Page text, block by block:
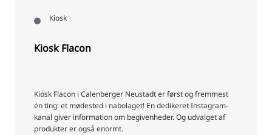
Kiosk
Kiosk Flacon
Kiosk Flacon i Calenberger Neustadt er først og fremmest
én ting: et mødested i nabolaget! En dedikeret Instagram-
kanal giver information om begivenheder. Og udvalget af
produkter er også enormt.